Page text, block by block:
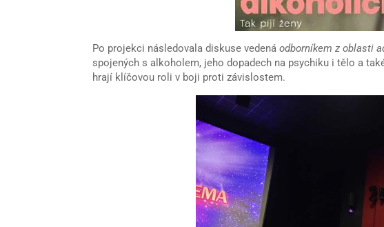
Po projekci následovala diskuse vedenáodborníkem z oblasti
spojených s alkoholem, jeho dopadech na psychiku i tělo a
hrají klíčovou roli v boji proti závislostem.